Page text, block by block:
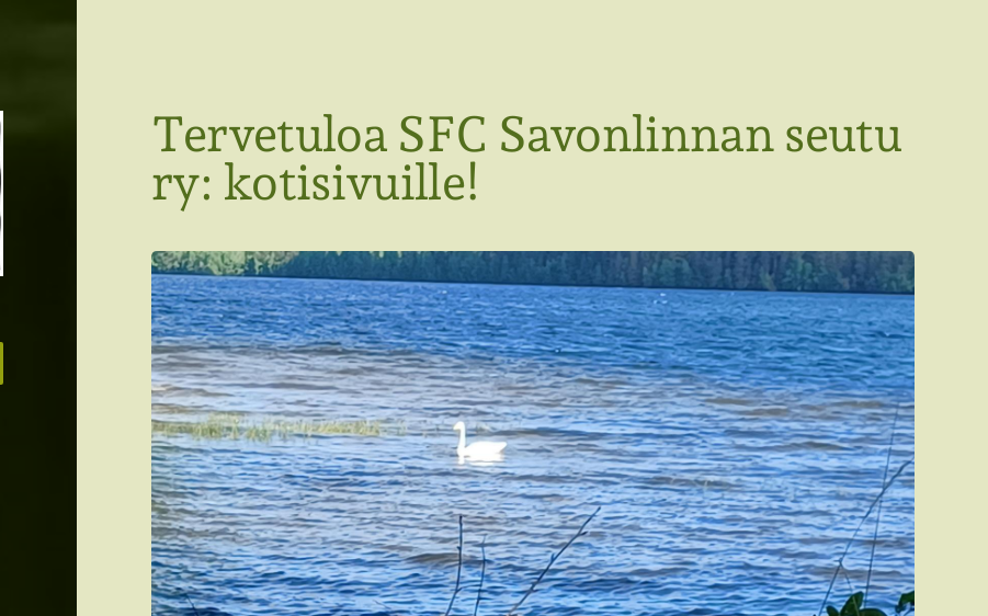
SFC Savonlinnan seutu ryTervetuloa SFC Savonlinnan seutu
ry: kotisivuille!